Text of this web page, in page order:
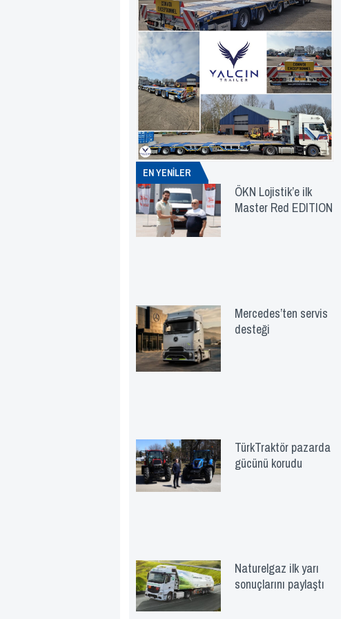
EN YENİLER
ÖKN Lojistik’e ilk
Master Red EDITION
Mercedes’ten servis
desteği
TürkTraktör pazarda
gücünü korudu
Naturelgaz ilk yarı
sonuçlarını paylaştı